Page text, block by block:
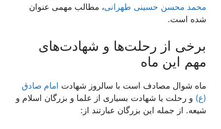
محمد محسن حسینی طهرانی، مطالب مهمی عنوان
شده است.
برخی از رحلت‌ها و شهادت‌های
مهم این ماه
ماه شوال مصادف است با سالروز شهادت امام صادق
(ع) و رحلت یا شهادت بسیاری از علما و بزرگان اسلام و
شیعه. از جمله این بزرگان عبارتند از: